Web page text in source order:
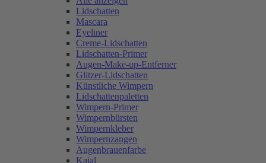
Lidschatten
Mascara
Eyeliner
Creme-Lidschatten
Lidschatten-Primer
Augen-Make-up-Entferner
Glitzer-Lidschatten
Künstliche Wimpern
Lidschattenpaletten
Wimpern-Primer
Wimpernbürsten
Wimpernkleber
Wimpernzangen
Augenbrauenfarbe
Kajal